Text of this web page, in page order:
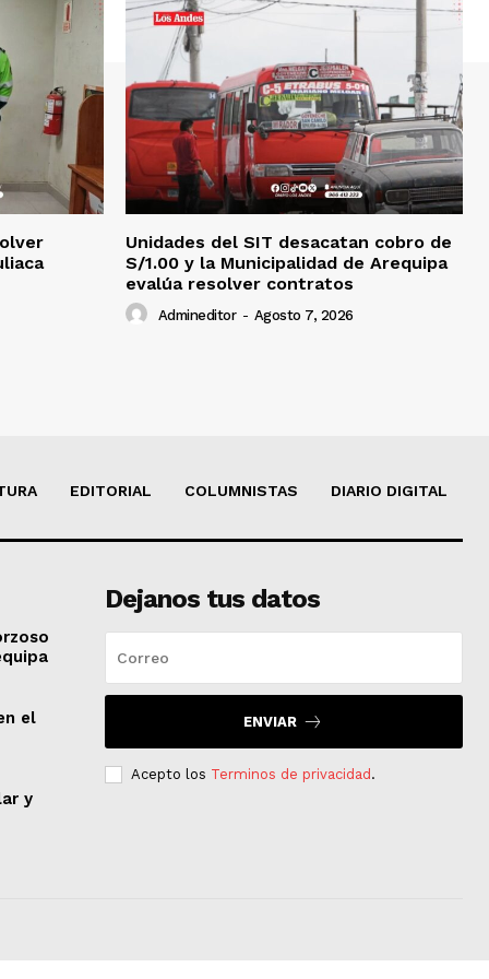
Unidades del SIT desacatan cobro de
S/1.00 y la Municipalidad de Arequipa
evalúa resolver contratos
Admineditor - Agosto 7, 2026
EDITORIAL COLUMNISTAS DIARIO DIGITAL
el
y
Dejanos tus datos
ENVIAR
Acepto los Terminos de privacidad .